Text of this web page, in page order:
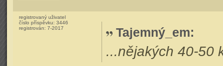
registrovaný uživatel
číslo příspěvku: 3446
registrován: 7-2017 Tajemný_em:
...nějakých 40-50